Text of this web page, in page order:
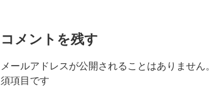
コメントを残す
メールアドレスが公開されることはありません。
須項目です